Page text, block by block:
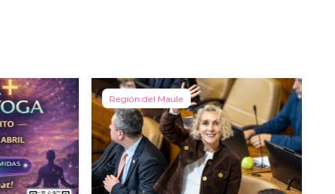
Región del Maule